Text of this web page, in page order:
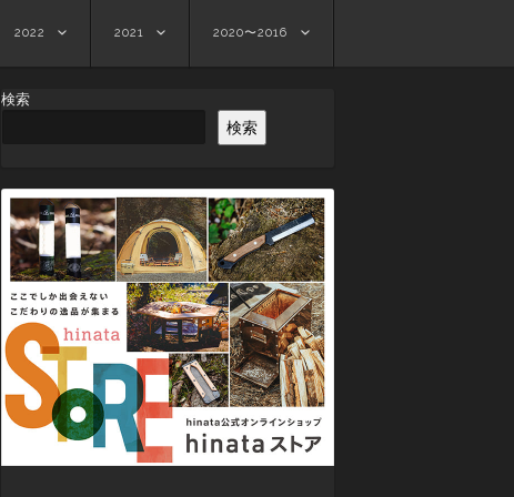
2022 2021 2020〜2016
検索
検索